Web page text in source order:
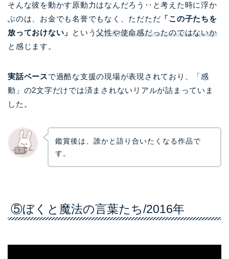
そんな彼を動かす原動力はなんだろう‥と考えた時に浮か
ぶのは、お金でも名誉でもなく、ただただ 「この子たちを
放っておけない」
という父性や使命感だったのではないか
と感じます。
実話ベースで過酷な支援の現場が表現されており、「感
動」の2文字だけでは済まされないリアルが詰まっていま
した。
鑑賞後は、誰かと語り合いたくなる作品で
す。
⑤ぼくと魔法の言葉たち/2016年